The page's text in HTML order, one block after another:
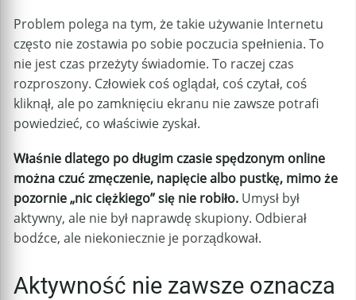
Problem polega na tym, że takie używanie Internetu
często nie zostawia po sobie poczucia spełnienia. To
nie jest czas przeżyty świadomie. To raczej czas
rozproszony. Człowiek coś oglądał, coś czytał, coś
kliknął, ale po zamknięciu ekranu nie zawsze potrafi
powiedzieć, co właściwie zyskał.
Właśnie dlatego po długim czasie spędzonym online
można czuć zmęczenie, napięcie albo pustkę, mimo że
pozornie „nic ciężkiego” się nie robiło. Umysł był
aktywny, ale nie był naprawdę skupiony. Odbierał
bodźce, ale niekoniecznie je porządkował.
Aktywność nie zawsze oznacza